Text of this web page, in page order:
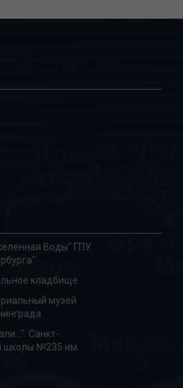
Воды" ГПУ
кладбище
музей
Санкт-
школы №235 им.